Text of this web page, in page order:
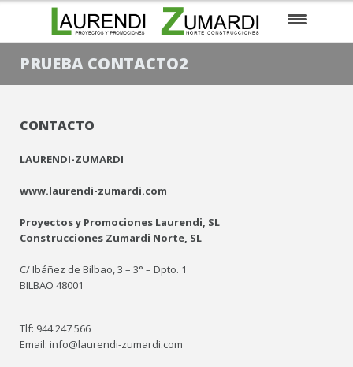
EMPRESA
PARA ENTRAR A VIVIR
PRÓXIMOS PROYECTOS
CONTACTO
EUSKARA
PRUEBA CONTACTO2
CONTACTO
LAURENDI-ZUMARDI
www.laurendi-zumardi.com
Proyectos y Promociones Laurendi, SL
Construcciones Zumardi Norte, SL
C/ Ibáñez de Bilbao, 3 – 3° – Dpto. 1
BILBAO 48001
Tlf: 944 247 566
Email: info@laurendi-zumardi.com